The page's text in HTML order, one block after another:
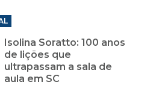
Isolina Soratto: 100 anos
de lições que
ultrapassam a sala de
aula em SC